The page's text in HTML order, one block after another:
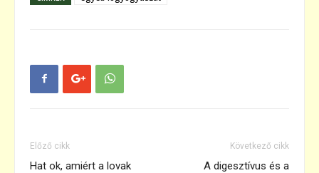
Előző cikk
Hat ok, amiért a lovak
Következő cikk
A digesztívus és a